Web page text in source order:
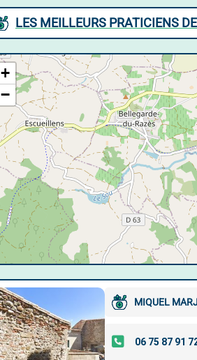
LES MEILLEURS PRATICIENS
+
−
MIQUEL